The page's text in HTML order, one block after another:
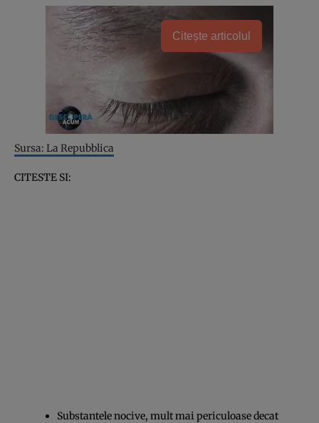
Citește articolul
Sursa: La Repubblica
CITESTE SI:
Substantele nocive, mult mai periculoase decat